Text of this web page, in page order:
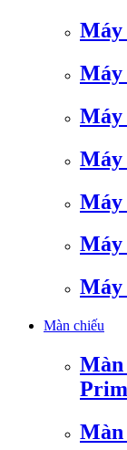
Máy
Máy
Máy
Máy
Máy
Máy
Máy
Màn chiếu
Màn
Màn